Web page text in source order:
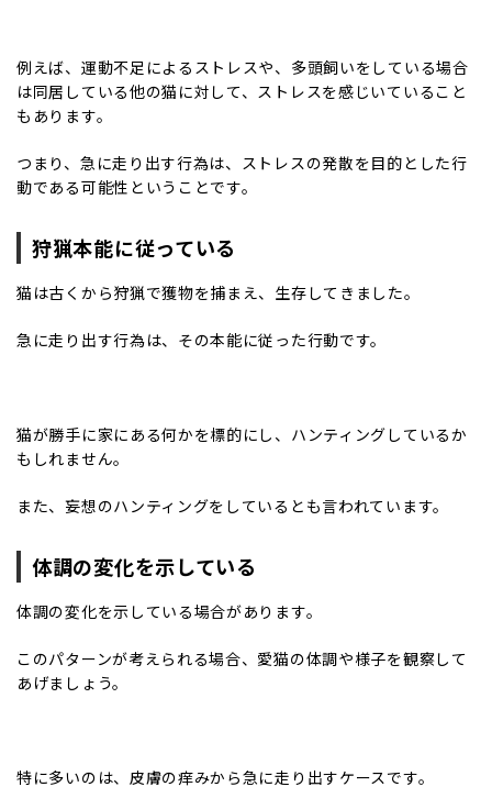
例えば、運動不足によるストレスや、多頭飼いをしている場合
は同居している他の猫に対して、ストレスを感じいていること
もあります。
つまり、急に走り出す行為は、ストレスの発散を目的とした行
動である可能性ということです。
狩猟本能に従っている
猫は古くから狩猟で獲物を捕まえ、生存してきました。
急に走り出す行為は、その本能に従った行動です。
猫が勝手に家にある何かを標的にし、ハンティングしているか
もしれません。
また、妄想のハンティングをしているとも言われています。
体調の変化を示している
体調の変化を示している場合があります。
このパターンが考えられる場合、愛猫の体調や様子を観察して
あげましょう。
特に多いのは、皮膚の痒みから急に走り出すケースです。